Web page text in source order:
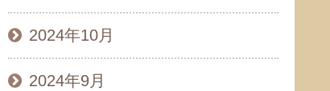
2024年10月
2024年9月